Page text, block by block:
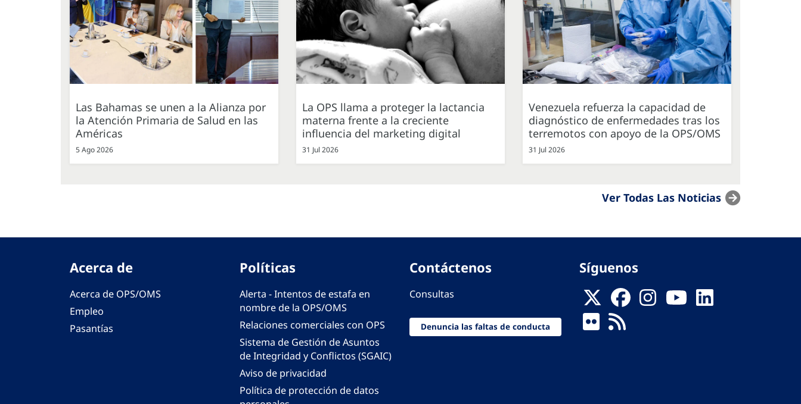
Las Bahamas se unen a la Alianza por
la Atención Primaria de Salud en las
Américas
5 Ago 2026
La OPS llama a proteger la lactancia
materna frente a la creciente
influencia del marketing digital
31 Jul 2026
Venezuela refuerza la capacidad de
diagnóstico de enfermedades tras los
terremotos con apoyo de la OPS/OMS
31 Jul 2026
Ver Todas Las Noticias
Acerca de
Acerca de OPS/OMS
Empleo
Pasantías
Políticas
Alerta - Intentos de estafa en
nombre de la OPS/OMS
Relaciones comerciales con OPS
Sistema de Gestión de Asuntos
de Integridad y Conflictos (SGAIC)
Aviso de privacidad
Política de protección de datos
Contáctenos
Consultas
Denuncia las faltas de conducta
Síguenos